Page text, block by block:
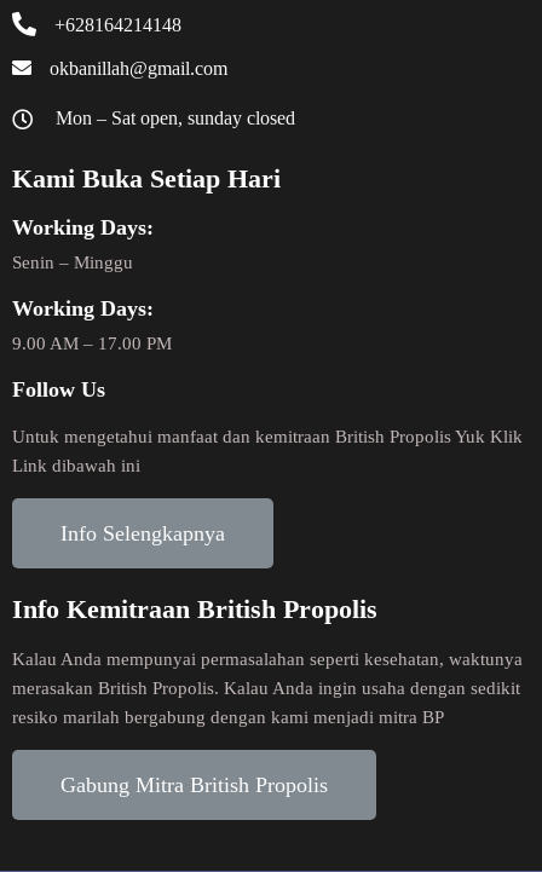
+628164214148
okbanillah@gmail.com
Mon – Sat open, sunday closed
Kami Buka Setiap Hari
Working Days:
Senin – Minggu
Working Days:
9.00 AM – 17.00 PM
Follow Us
Untuk mengetahui manfaat dan kemitraan British Propolis Yuk Klik
Link dibawah ini
Info Selengkapnya
Info Kemitraan British Propolis
Kalau Anda mempunyai permasalahan seperti kesehatan, waktunya
merasakan British Propolis. Kalau Anda ingin usaha dengan sedikit
resiko marilah bergabung dengan kami menjadi mitra BP
Gabung Mitra British Propolis